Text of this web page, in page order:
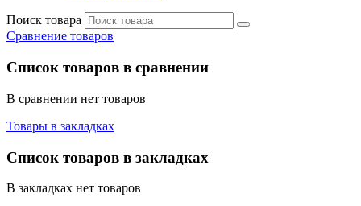
Поиск товара
Сравнение товаров
Список товаров в сравнении
В сравнении нет товаров
Товары в закладках
Список товаров в закладках
В закладках нет товаров